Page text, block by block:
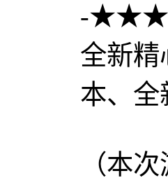
-★★★
全新精
本、全
（本